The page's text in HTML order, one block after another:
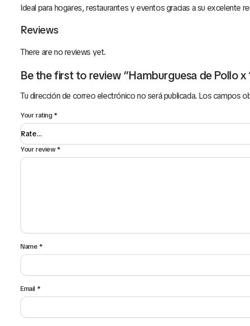
Ideal para hogares, restaurantes y eventos gracias a su excelente
Reviews
There are no reviews yet.
Be the first to review “Hamburguesa de Pollo x
Tu dirección de correo electrónico no será publicada. Los campos
Your rating*
Your review*
Name*
Email *